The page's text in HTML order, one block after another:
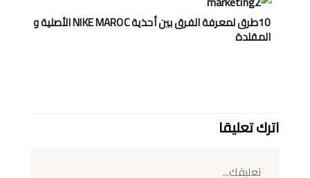
10طرق لمعرفة الفرق بين أحذية NIKE MAROC اﻷصلية و
المقلدة
اترك تعليقا